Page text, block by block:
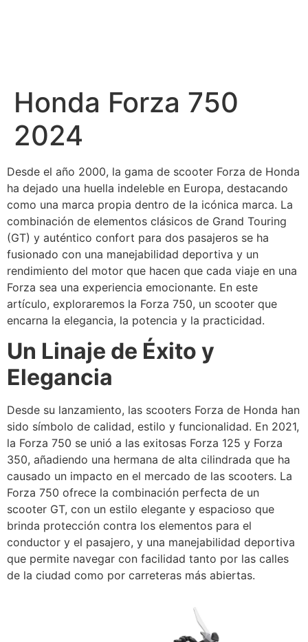
Honda Forza 750
2024
Desde el año 2000, la gama de scooter Forza de Honda
ha dejado una huella indeleble en Europa, destacando
como una marca propia dentro de la icónica marca. La
combinación de elementos clásicos de Grand Touring
(GT) y auténtico confort para dos pasajeros se ha
fusionado con una manejabilidad deportiva y un
rendimiento del motor que hacen que cada viaje en una
Forza sea una experiencia emocionante. En este
artículo, exploraremos la Forza 750, un scooter que
encarna la elegancia, la potencia y la practicidad.
Un Linaje de Éxito y
Elegancia
Desde su lanzamiento, las scooters Forza de Honda han
sido símbolo de calidad, estilo y funcionalidad. En 2021,
la Forza 750 se unió a las exitosas Forza 125 y Forza
350, añadiendo una hermana de alta cilindrada que ha
causado un impacto en el mercado de las scooters. La
Forza 750 ofrece la combinación perfecta de un
scooter GT, con un estilo elegante y espacioso que
brinda protección contra los elementos para el
conductor y el pasajero, y una manejabilidad deportiva
que permite navegar con facilidad tanto por las calles
de la ciudad como por carreteras más abiertas.